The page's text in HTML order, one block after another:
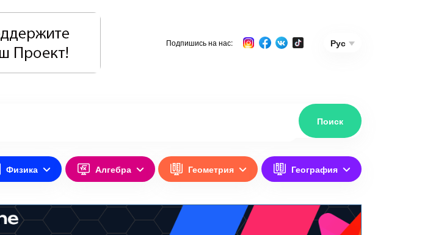
Подпишись на нас: Рус
Физика Алгебра Геометрия География